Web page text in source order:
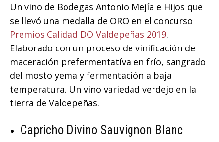
Un vino de Bodegas Antonio Mejía e Hijos que
se llevó una medalla de ORO en el concurso
Premios Calidad DO Valdepeñas 2019.
Elaborado con un proceso de vinificación de
maceración prefermentatíva en frío, sangrado
del mosto yema y fermentación a baja
temperatura. Un vino variedad verdejo en la
tierra de Valdepeñas.
Capricho Divino Sauvignon Blanc